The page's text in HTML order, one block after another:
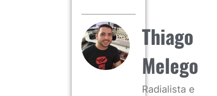
Thiago
Melego
Radialista e